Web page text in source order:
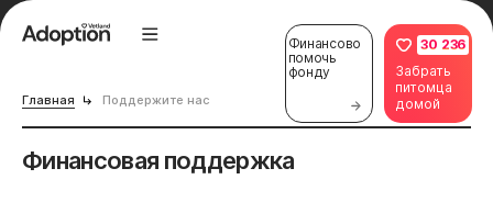
Финансово
помочь
фонду
30 236
Забрать
питомца
домой
Главная Поддержите нас
Финансовая поддержка